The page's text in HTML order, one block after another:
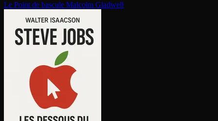
Le Point de bascule Malcolm Gladwell